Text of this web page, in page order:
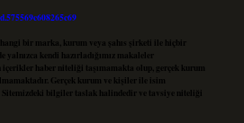
bir marka, kurum veya şahıs şirketi ile hiçbir
yalnızca kendi hazırladığımız makaleler
içerikler haber niteliği taşımamakta olup, gerçek kurum
Gerçek kurum ve kişiler ile isim
bilgiler taslak halindedir ve tavsiye niteliği